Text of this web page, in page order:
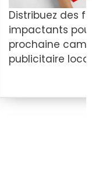
Distribuez des
impactants
prochaine
publicitaire